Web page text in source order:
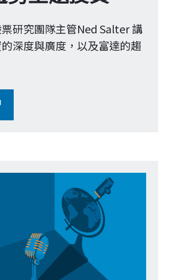
研究團隊主管Ned Salter 講
深度與廣度，以及富達的趨